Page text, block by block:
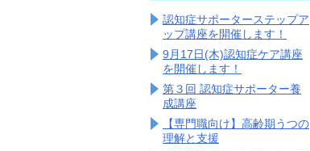
認知症サポーターステップア
ップ講座を開催します！
9月17日(木)認知症ケア講座
を開催します！
第３回 認知症サポーター養
成講座
【専門職向け】高齢期うつの
理解と支援